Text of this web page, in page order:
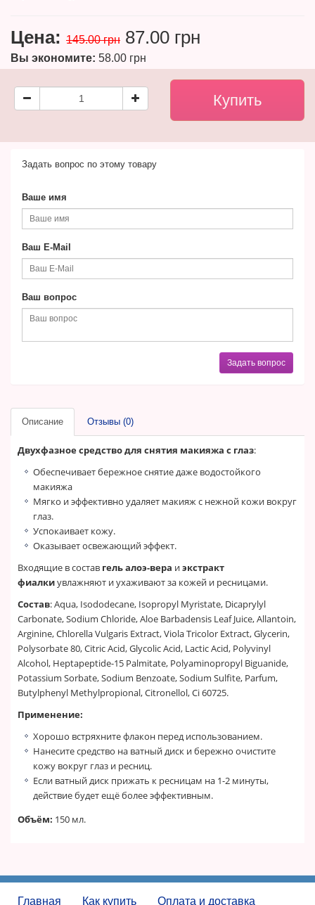
Цена: 145.00 грн 87.00 грн
Вы экономите: 58.00 грн
Задать вопрос по этому товару
Ваше имя
Ваш E-Mail
Ваш вопрос
Задать вопрос
Описание Отзывы (0)
Двухфазное средство для снятия макияжа с глаз:
Обеспечивает бережное снятие даже водостойкого
макияжа
Мягко и эффективно удаляет макияж с нежной кожи вокруг
глаз.
Успокаивает кожу.
Оказывает освежающий эффект.
Входящие в состав гель алоэ-вера иэкстракт
фиалкиувлажняют и ухаживают за кожей и ресницами.
Состав: Aqua, Isododecane, Isopropyl Myristate, Dicaprylyl
Carbonate, Sodium Chloride, Aloe Barbadensis Leaf Juice, Allantoin,
Arginine, Chlorella Vulgaris Extract, Viola Tricolor Extract, Glycerin,
Polysorbate 80, Citric Acid, Glycolic Acid, Lactic Acid, Polyvinyl
Alcohol, Heptapeptide-15 Palmitate, Polyaminopropyl Biguanide,
Рotassium Sorbate, Sodium Benzoate, Sodium Sulfite, Parfum,
Butylphenyl Methylpropional, Citronellol, Ci 60725.
Применение:
Хорошо встряхните флакон перед использованием.
Нанесите средство на ватный диск и бережно очистите
кожу вокруг глаз и ресниц.
Если ватный диск прижать к ресницам на 1-2 минуты,
действие будет ещё более эффективным.
Объём: 150 мл.
Главная Как купить Оплата и доставка